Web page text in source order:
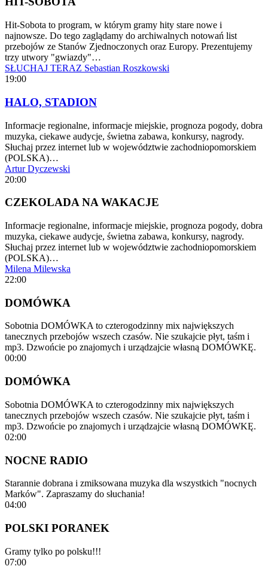
Hit-Sobota to program, w którym gramy hity stare nowe i
najnowsze. Do tego zaglądamy do archiwalnych notowań list
przebojów ze Stanów Zjednoczonych oraz Europy. Prezentujemy
trzy utwory "gwiazdy"…
SŁUCHAJ TERAZ Sebastian Roszkowski
19:00
HALO, STADION
Informacje regionalne, informacje miejskie, prognoza pogody, dobra
muzyka, ciekawe audycje, świetna zabawa, konkursy, nagrody.
Słuchaj przez internet lub w województwie zachodniopomorskiem
(POLSKA)…
Artur Dyczewski
20:00
CZEKOLADA NA WAKACJE
Informacje regionalne, informacje miejskie, prognoza pogody, dobra
muzyka, ciekawe audycje, świetna zabawa, konkursy, nagrody.
Słuchaj przez internet lub w województwie zachodniopomorskiem
(POLSKA)…
Milena Milewska
22:00
DOMÓWKA
Sobotnia DOMÓWKA to czterogodzinny mix największych
tanecznych przebojów wszech czasów. Nie szukajcie płyt, taśm i
mp3. Dzwońcie po znajomych i urządzajcie własną DOMÓWKĘ.
00:00
DOMÓWKA
Sobotnia DOMÓWKA to czterogodzinny mix największych
tanecznych przebojów wszech czasów. Nie szukajcie płyt, taśm i
mp3. Dzwońcie po znajomych i urządzajcie własną DOMÓWKĘ.
02:00
NOCNE RADIO
Starannie dobrana i zmiksowana muzyka dla wszystkich "nocnych
Marków". Zapraszamy do słuchania!
04:00
POLSKI PORANEK
Gramy tylko po polsku!!!
07:00